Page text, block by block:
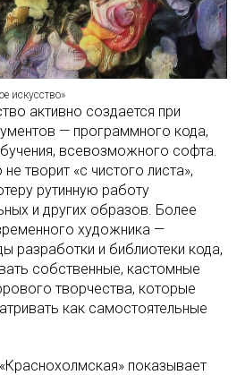
искусство»
активно создается при
— программного кода,
всевозможного софта.
творит «с чистого листа»,
рутинную работу
и других образов. Более
художника —
разработки и библиотеки кода,
собственные, кастомные
творчества, которые
как самостоятельные
показывает